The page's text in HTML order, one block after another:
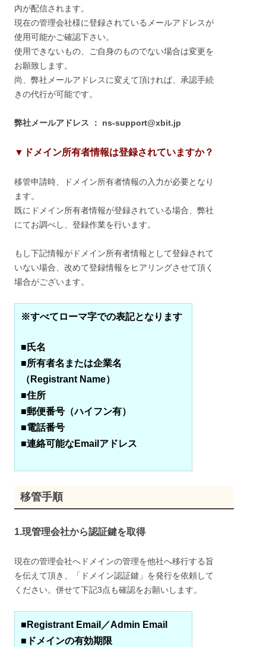
内が配信されます。
現在の管理会社様に登録されているメールアドレスが
使用可能かご確認下さい。
使用できないもの、ご自身のものでない場合は変更を
お願致します。
尚、弊社メールアドレスに変えて頂ければ、承認手続
きの代行が可能です。
弊社メールアドレス ： ns-support@xbit.jp
▼ドメイン所有者情報は登録されていますか？
移管申請時、ドメイン所有者情報の入力が必要となり
ます。
既にドメイン所有者情報が登録されている場合、弊社
にてお調べし、登録作業を行います。
もし下記情報がドメイン所有者情報として登録されて
いない場合、改めて登録情報をヒアリングさせて頂く
場合がございます。
※すべてローマ字での表記となります
■氏名
■所有者名または企業名
（Registrant Name）
■住所
■郵便番号（ハイフン有）
■電話番号
■連絡可能なEmailアドレス
移管手順
1.現管理会社から認証鍵を取得
現在の管理会社へドメインの管理を他社へ移行する旨
を伝えて頂き、「ドメイン認証鍵」を発行を依頼して
ください。併せて下記3点も確認をお願いします。
■Registrant Email／Admin Email
■ドメインの有効期限